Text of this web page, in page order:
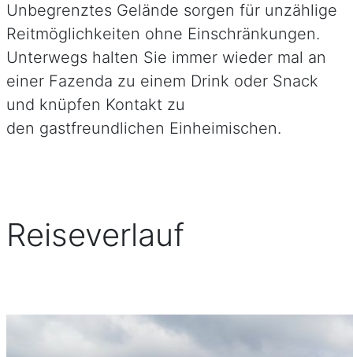
Unbegrenztes Gelände sorgen für unzählige
Reitmöglichkeiten ohne Einschränkungen.
Unterwegs halten Sie immer wieder mal an
einer Fazenda zu einem Drink oder Snack
und knüpfen Kontakt zu
den gastfreundlichen Einheimischen.
Reiseverlauf